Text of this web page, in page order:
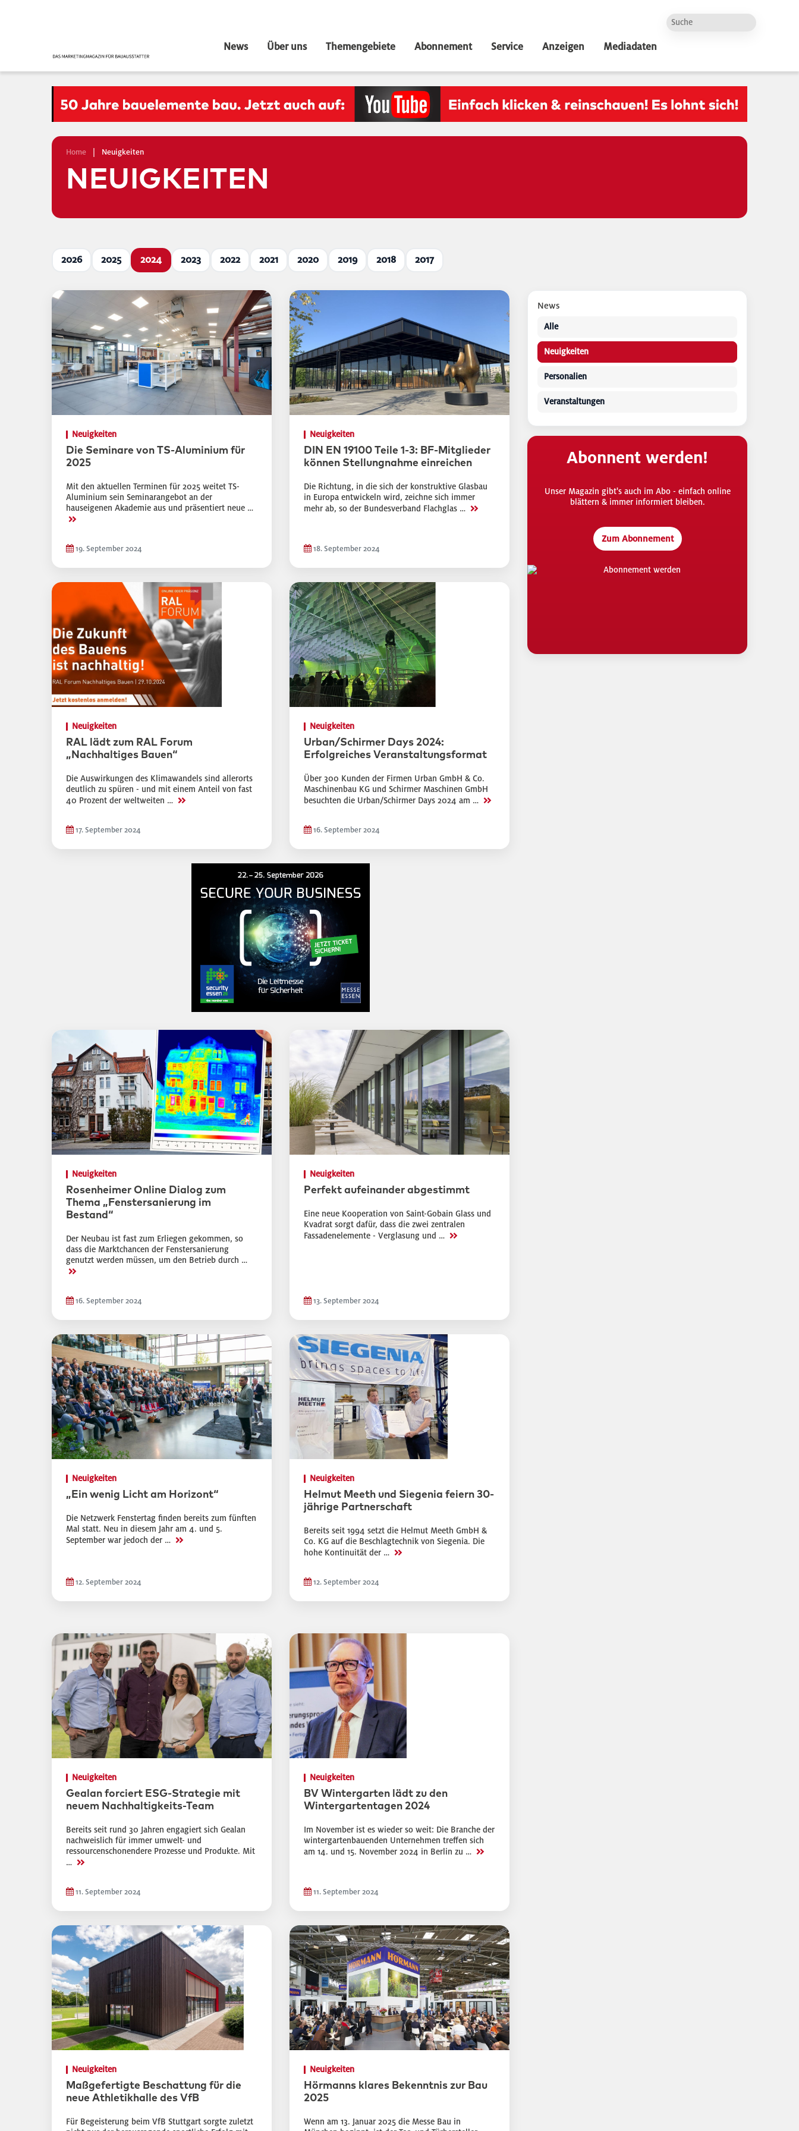
News Über uns Themengebiete Abonnement Service Anzeigen Mediadaten
Home Neuigkeiten
NEUIGKEITEN
2026 2025 2024 2023 2022 2021 2020 2019 2018 2017
Neuigkeiten
Die Seminare von TS-Aluminium für
2025
Mit den aktuellen Terminen für 2025 weitet TS-
Aluminium sein Seminarangebot an der
hauseigenen Akademie aus und präsentiert neue …
>>
19. September 2024
Neuigkeiten
DIN EN 19100 Teile 1-3: BF-Mitglieder
können Stellungnahme einreichen
Die Richtung, in die sich der konstruktive Glasbau
in Europa entwickeln wird, zeichne sich immer
mehr ab, so der Bundesverband Flachglas … >>
18. September 2024
Neuigkeiten
RAL lädt zum RAL Forum
„Nachhaltiges Bauen“
Die Auswirkungen des Klimawandels sind allerorts
deutlich zu spüren - und mit einem Anteil von fast
40 Prozent der weltweiten … >>
17. September 2024
Neuigkeiten
Urban/Schirmer Days 2024:
Erfolgreiches Veranstaltungsformat
Über 300 Kunden der Firmen Urban GmbH & Co.
Maschinenbau KG und Schirmer Maschinen GmbH
besuchten die Urban/Schirmer Days 2024 am … >>
16. September 2024
Neuigkeiten
Rosenheimer Online Dialog zum
Thema „Fenstersanierung im
Bestand“
Der Neubau ist fast zum Erliegen gekommen, so
dass die Marktchancen der Fenstersanierung
genutzt werden müssen, um den Betrieb durch …
>>
16. September 2024
Neuigkeiten
Perfekt aufeinander abgestimmt
Eine neue Kooperation von Saint-Gobain Glass und
Kvadrat sorgt dafür, dass die zwei zentralen
Fassadenelemente - Verglasung und … >>
13. September 2024
Neuigkeiten
„Ein wenig Licht am Horizont“
Die Netzwerk Fenstertag finden bereits zum fünften
Mal statt. Neu in diesem Jahr am 4. und 5.
September war jedoch der … >>
12. September 2024
Neuigkeiten
Helmut Meeth und Siegenia feiern 30-
jährige Partnerschaft
Bereits seit 1994 setzt die Helmut Meeth GmbH &
Co. KG auf die Beschlagtechnik von Siegenia. Die
hohe Kontinuität der … >>
12. September 2024
Neuigkeiten
Gealan forciert ESG-Strategie mit
neuem Nachhaltigkeits-Team
Bereits seit rund 30 Jahren engagiert sich Gealan
nachweislich für immer umwelt- und
ressourcenschonendere Prozesse und Produkte. Mit
… >>
11. September 2024
Neuigkeiten
BV Wintergarten lädt zu den
Wintergartentagen 2024
Im November ist es wieder so weit: Die Branche der
wintergartenbauenden Unternehmen treffen sich
am 14. und 15. November 2024 in Berlin zu … >>
11. September 2024
Neuigkeiten
Maßgefertigte Beschattung für die
neue Athletikhalle des VfB
Für Begeisterung beim VfB Stuttgart sorgte zuletzt
Neuigkeiten
Hörmanns klares Bekenntnis zur Bau
2025
Wenn am 13. Januar 2025 die Messe Bau in
News
Alle
Neuigkeiten
Personalien
Veranstaltungen
Abonnent werden!
Unser Magazin gibt's auch im Abo - einfach online
blättern & immer informiert bleiben.
Zum Abonnement